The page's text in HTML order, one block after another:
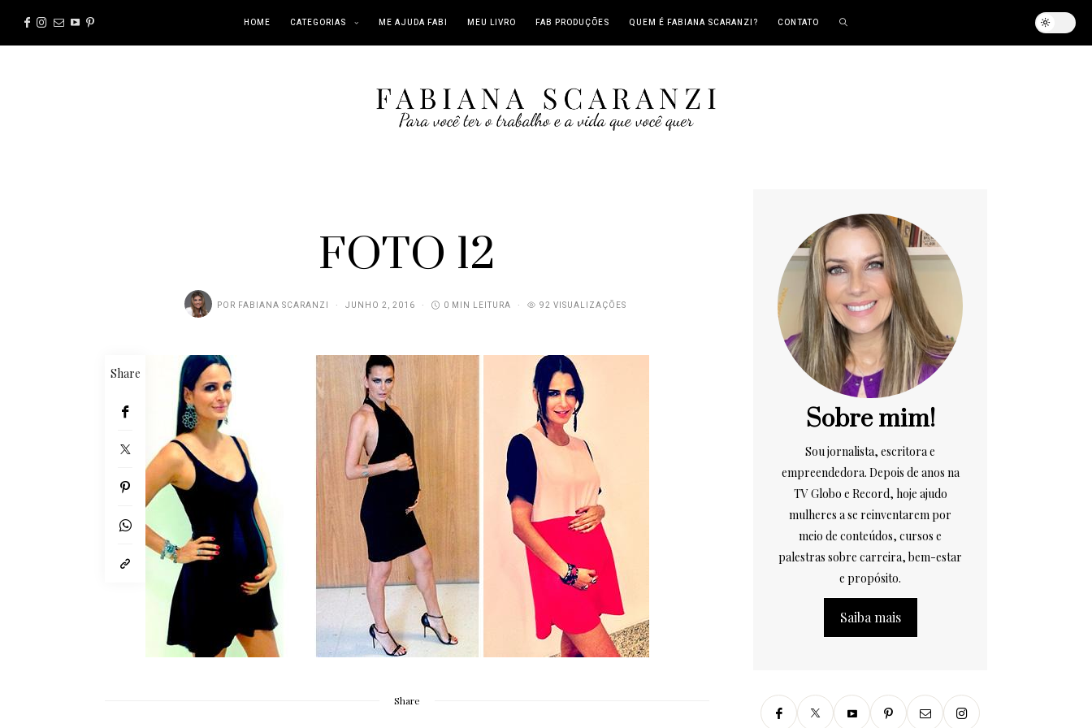
HOME CATEGORIAS ME AJUDA FABI MEU LIVRO FAB PRODUÇÕES QUEM É FABIANA SCARANZI? CONTATO
FOTO 12
POR FABIANA SCARANZI JUNHO 2, 2016 0 MIN LEITURA 92 VISUALIZAÇÕES
Share
Share
Sobre mim!
Sou jornalista, escritora e
empreendedora. Depois de anos na
TV Globo e Record, hoje ajudo
mulheres a se reinventarem por
meio de conteúdos, cursos e
palestras sobre carreira, bem-estar
e propósito.
Saiba mais